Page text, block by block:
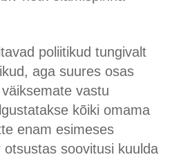
poliitikud tungivalt
aga suures osas
vastu
kõiki omama
enam esimeses
soovitusi kuulda